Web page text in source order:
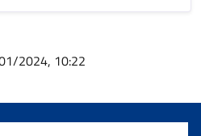
2024, 10:22